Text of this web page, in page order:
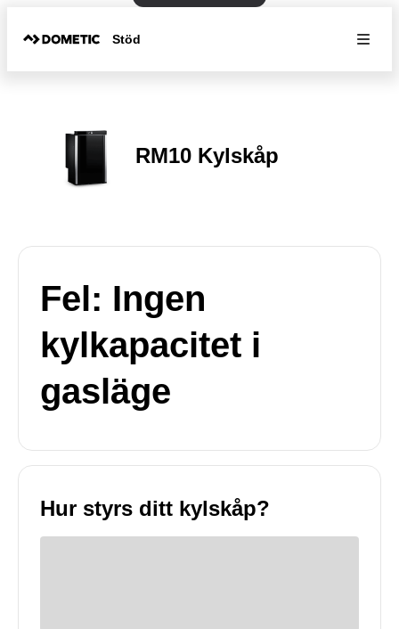
Stöd
RM10 Kylskåp
Fel: Ingen
kylkapacitet i
gasläge
Hur styrs ditt kylskåp?